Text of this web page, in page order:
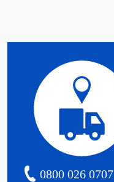
0800 026 0707